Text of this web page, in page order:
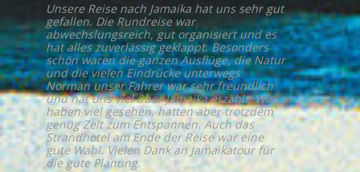
Unsere Reise nach Jamaika hat uns sehr gut
gefallen. Die Rundreise war
abwechslungsreich, gut organisiert und es
hat alles zuverlässig geklappt. Besonders
schön waren die ganzen Ausflüge, die Natur
und die vielen Eindrücke unterwegs.
Norman unser Fahrer war sehr freundlich
und hat uns viel über Jamaika erzählt. Wir
haben viel gesehen, hatten aber trotzdem
genug Zeit zum Entspannen. Auch das
Strandhotel am Ende der Reise war eine
gute Wahl. Vielen Dank an Jamaikatour für
die gute Planung.